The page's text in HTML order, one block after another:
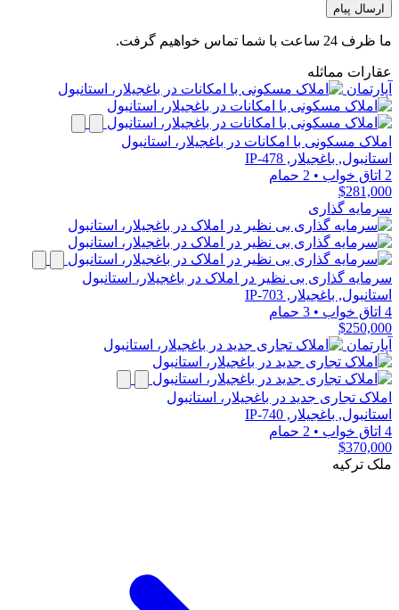
ارسال پیام
ما ظرف 24 ساعت با شما تماس خواهیم گرفت.
عقارات مماثله
آپارتمان
املاک مسکونی با امکانات در باغجیلار، استانبول
استانبول, باغجیلار, IP-478
2 اتاق خواب
• 2 حمام
$281,000
سرمایه گذاری
سرمایه گذاری بی نظیر در املاک در باغجیلار، استانبول
استانبول, باغجیلار, IP-703
4 اتاق خواب
• 3 حمام
$250,000
آپارتمان
املاک تجاری جدید در باغجیلار، استانبول
استانبول, باغجیلار, IP-740
4 اتاق خواب
• 2 حمام
$370,000
ملک ترکیه